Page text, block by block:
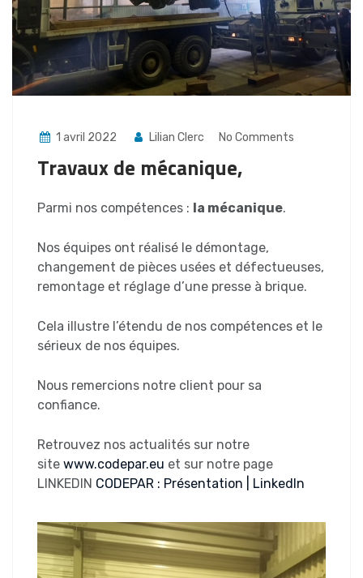
1 avril 2022 Lilian Clerc No Comments
Travaux de mécanique,
Parmi nos compétences : la mécanique.
Nos équipes ont réalisé le démontage,
changement de pièces usées et défectueuses,
remontage et réglage d’une presse à brique.
Cela illustre l’étendu de nos compétences et le
sérieux de nos équipes.
Nous remercions notre client pour sa
confiance.
Retrouvez nos actualités sur notre
site www.codepar.eu et sur notre page
LINKEDIN CODEPAR : Présentation | LinkedIn